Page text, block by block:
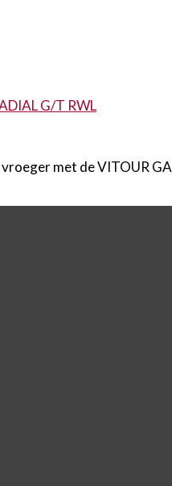
G/T RWL
met de VITOUR